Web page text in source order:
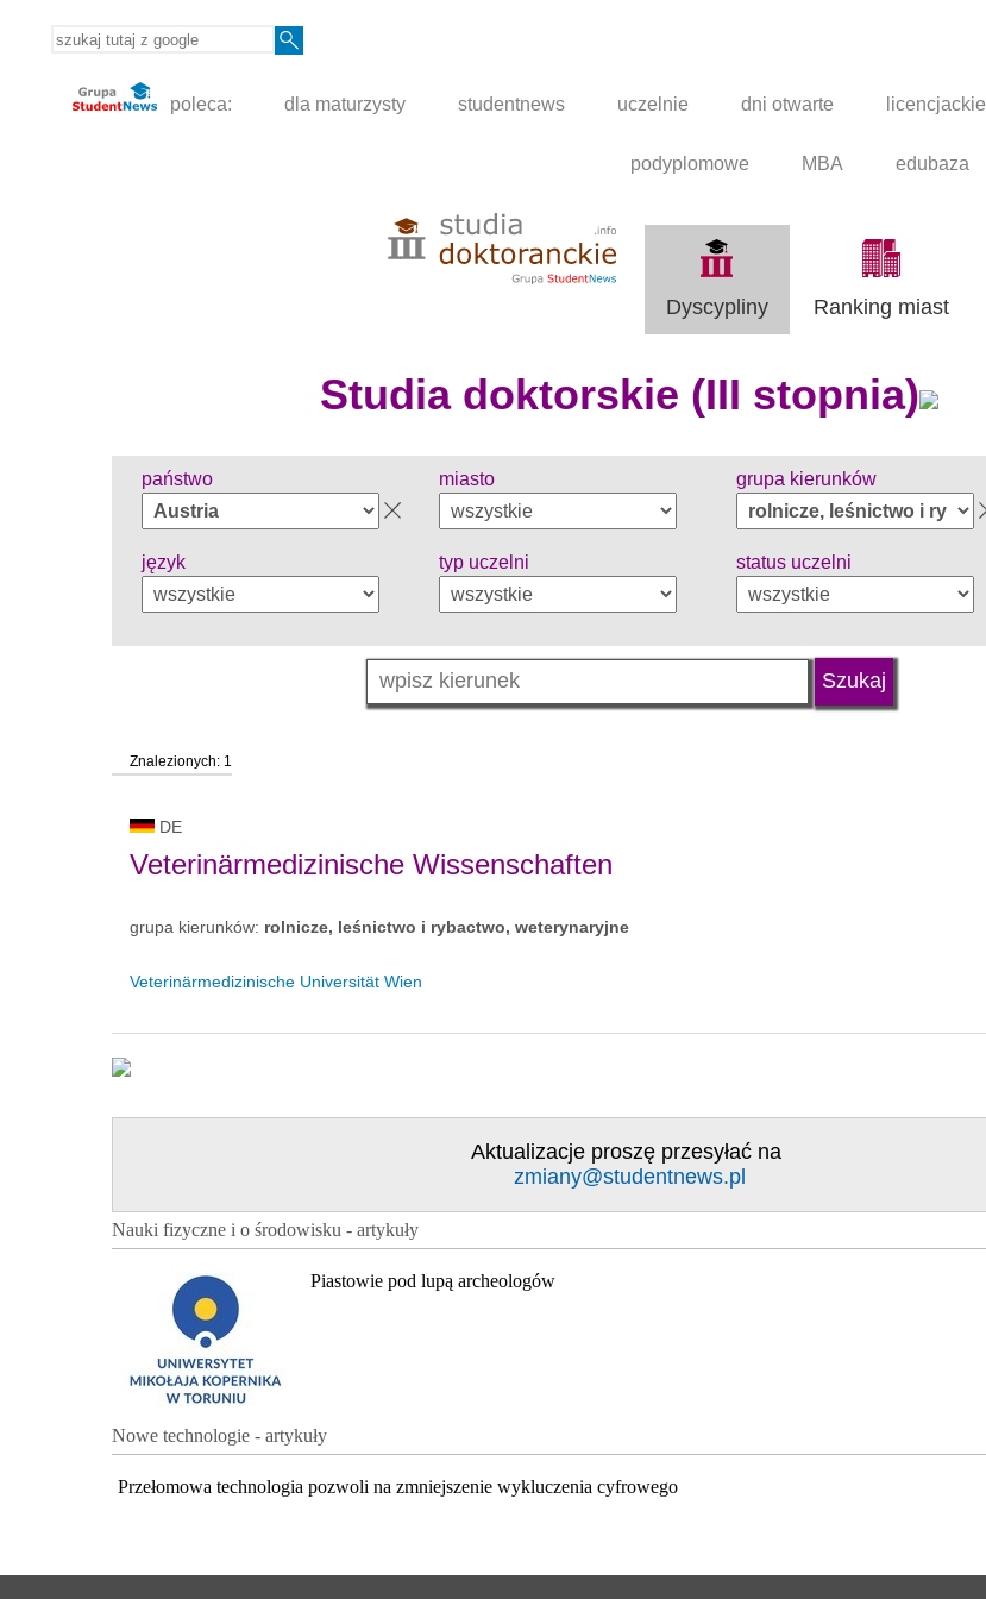
poleca: dla maturzysty studentnews uczelnie dni otwarte licencjackie
podyplomowe MBA edubaza
Dyscypliny Ranking miast
Studia doktorskie (III stopnia)
państwo miasto grupa kierunków
język typ uczelni status uczelni
Znalezionych: 1
DE
Veterinärmedizinische Wissenschaften
grupa kierunków: rolnicze, leśnictwo i rybactwo, weterynaryjne
Veterinärmedizinische Universität Wien
Aktualizacje proszę przesyłać na
zmiany@studentnews.pl
Nauki fizyczne i o środowisku - artykuły
Piastowie pod lupą archeologów
Nowe technologie - artykuły
Przełomowa technologia pozwoli na zmniejszenie wykluczenia cyfrowego